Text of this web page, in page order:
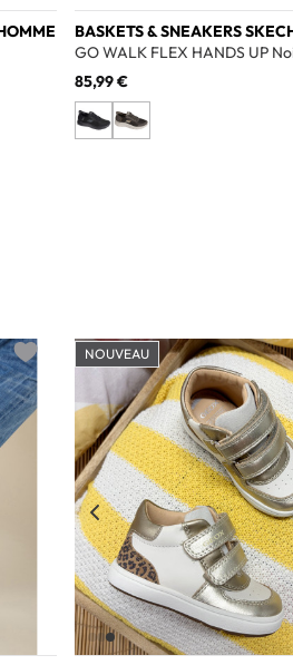
BASKETS & SNEAKERS
GO WALK FLEX HANDS UP
85,99 €
Add to wishlist
NOUVEAU